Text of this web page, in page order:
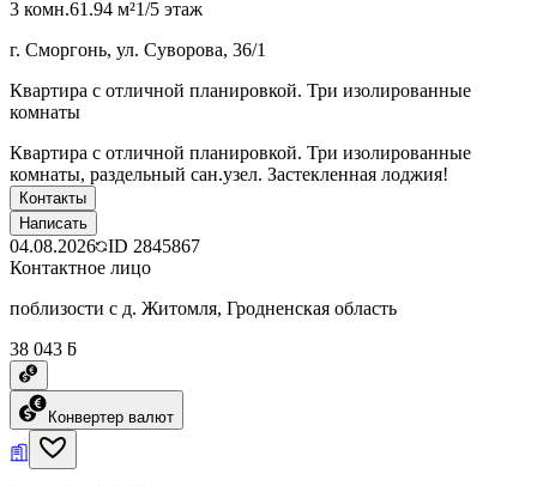
3 комн.61.94 м²1/5 этаж
г. Сморгонь, ул. Суворова, 36/1
Квартира с отличной планировкой. Три изолированные
комнаты
Квартира с отличной планировкой. Три изолированные
комнаты, раздельный сан.узел. Застекленная лоджия!
Контакты
Написать
04.08.2026 ID 2845867
Контактное лицо
поблизости с д. Житомля, Гродненская область
38 043 ƃ
Конвертер валют